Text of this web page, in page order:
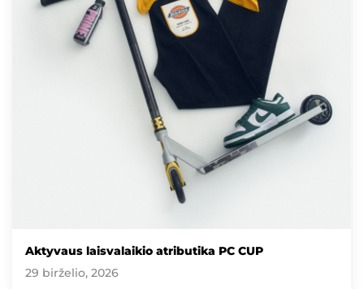
Aktyvaus laisvalaikio atributika PC CUP
29 birželio, 2026